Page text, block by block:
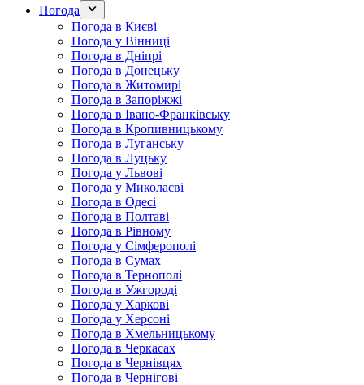
Погода
Погода в Києві
Погода у Вінниці
Погода в Дніпрі
Погода в Донецьку
Погода в Житомирі
Погода в Запоріжжі
Погода в Івано-Франківську
Погода в Кропивницькому
Погода в Луганську
Погода в Луцьку
Погода у Львові
Погода у Миколаєві
Погода в Одесі
Погода в Полтаві
Погода в Рівному
Погода у Сімферополі
Погода в Сумах
Погода в Тернополі
Погода в Ужгороді
Погода у Харкові
Погода у Херсоні
Погода в Хмельницькому
Погода в Черкасах
Погода в Чернівцях
Погода в Чернігові